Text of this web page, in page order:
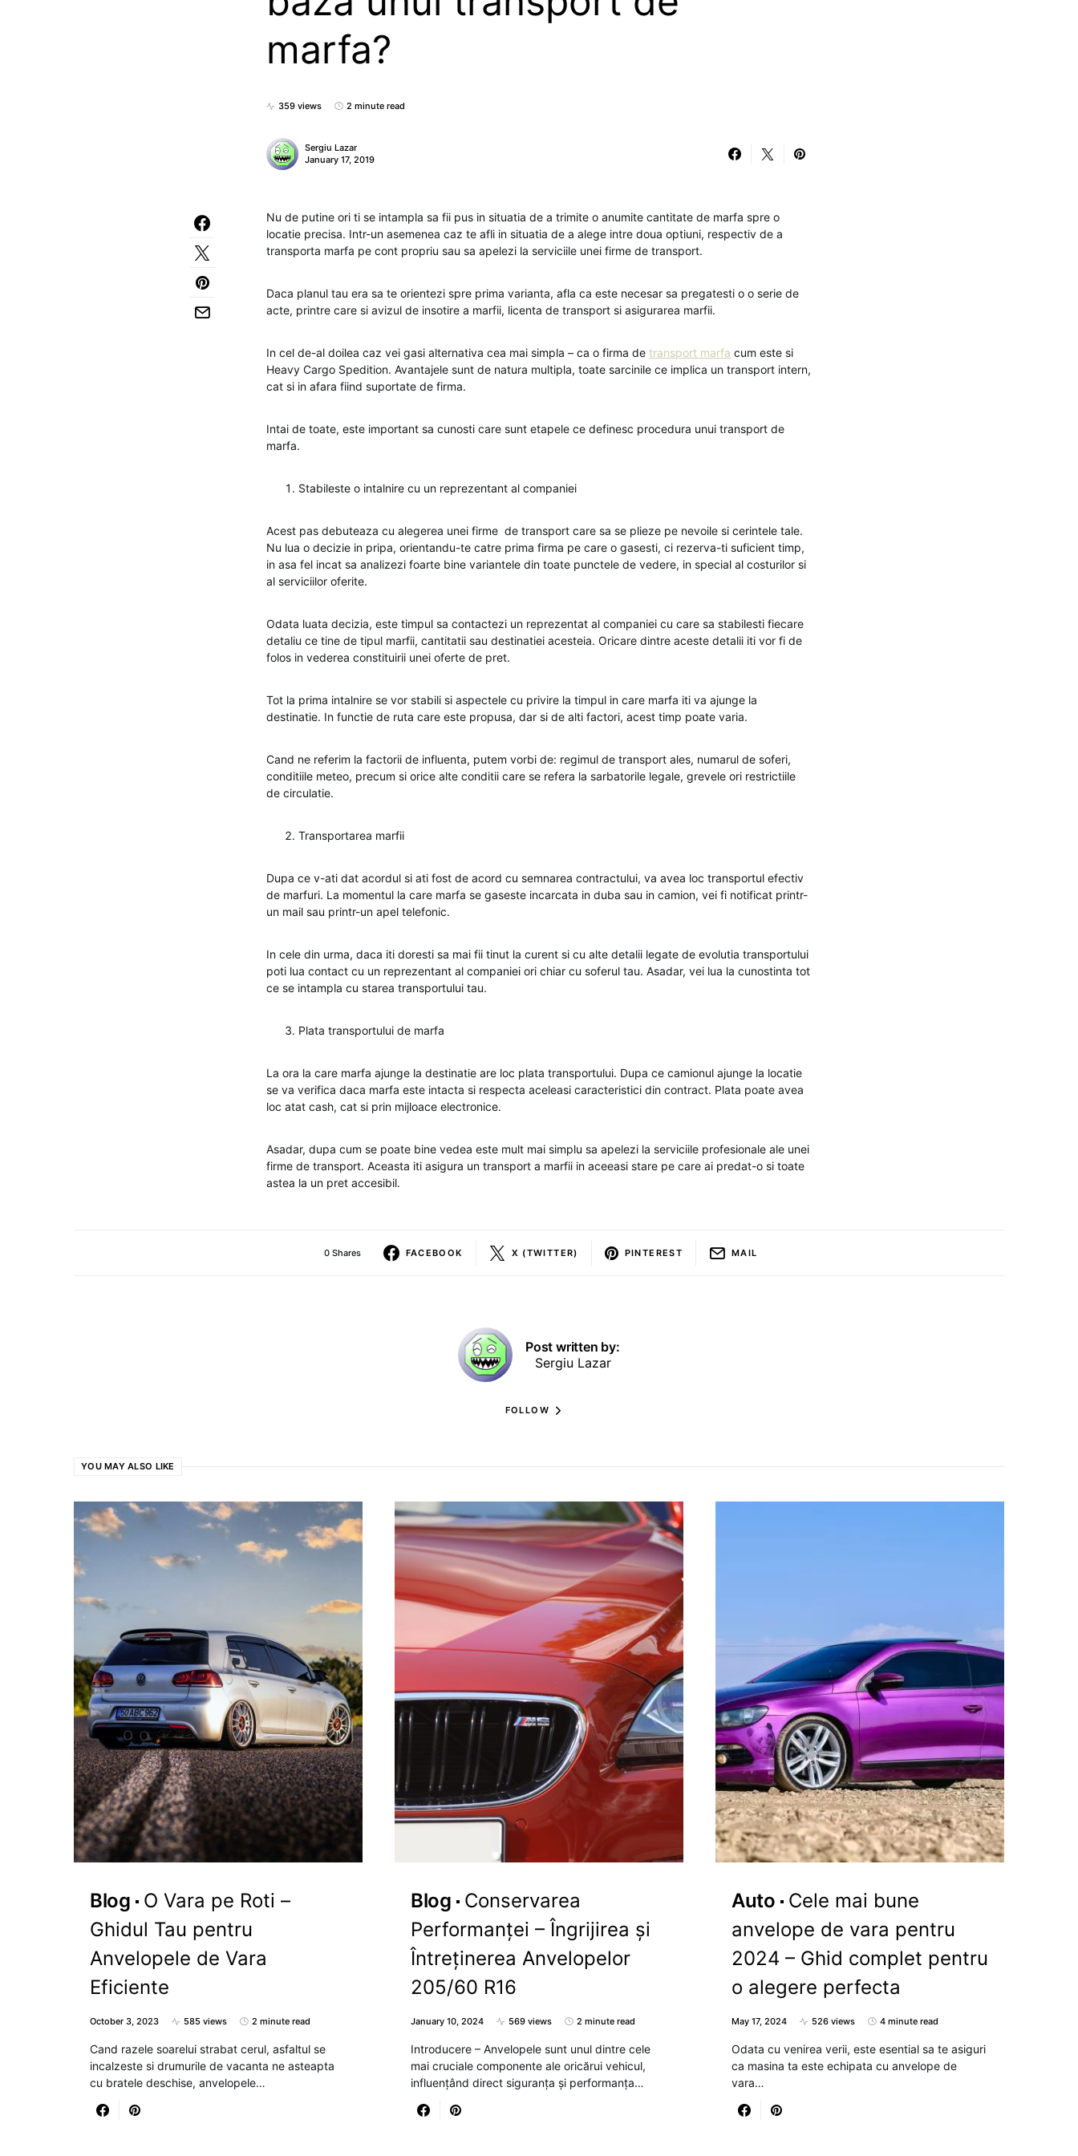
marfa?
359 views 2 minute read
Sergiu Lazar
January 17, 2019
Nu de putine ori ti se intampla sa fii pus in situatia de a trimite o anumite cantitate de marfa spre o
locatie precisa. Intr-un asemenea caz te afli in situatia de a alege intre doua optiuni, respectiv de a
transporta marfa pe cont propriu sau sa apelezi la serviciile unei firme de transport.
Daca planul tau era sa te orientezi spre prima varianta, afla ca este necesar sa pregatesti o o serie de
acte, printre care si avizul de insotire a marfii, licenta de transport si asigurarea marfii.
In cel de-al doilea caz vei gasi alternativa cea mai simpla – ca o firma de transport marfa cum este si
Heavy Cargo Spedition. Avantajele sunt de natura multipla, toate sarcinile ce implica un transport intern,
cat si in afara fiind suportate de firma.
Intai de toate, este important sa cunosti care sunt etapele ce definesc procedura unui transport de
marfa.
Stabileste o intalnire cu un reprezentant al companiei
Acest pas debuteaza cu alegerea unei firme de transport care sa se plieze pe nevoile si cerintele tale.
Nu lua o decizie in pripa, orientandu-te catre prima firma pe care o gasesti, ci rezerva-ti suficient timp,
in asa fel incat sa analizezi foarte bine variantele din toate punctele de vedere, in special al costurilor si
al serviciilor oferite.
Odata luata decizia, este timpul sa contactezi un reprezentat al companiei cu care sa stabilesti fiecare
detaliu ce tine de tipul marfii, cantitatii sau destinatiei acesteia. Oricare dintre aceste detalii iti vor fi de
folos in vederea constituirii unei oferte de pret.
Tot la prima intalnire se vor stabili si aspectele cu privire la timpul in care marfa iti va ajunge la
destinatie. In functie de ruta care este propusa, dar si de alti factori, acest timp poate varia.
Cand ne referim la factorii de influenta, putem vorbi de: regimul de transport ales, numarul de soferi,
conditiile meteo, precum si orice alte conditii care se refera la sarbatorile legale, grevele ori restrictiile
de circulatie.
Transportarea marfii
Dupa ce v-ati dat acordul si ati fost de acord cu semnarea contractului, va avea loc transportul efectiv
de marfuri. La momentul la care marfa se gaseste incarcata in duba sau in camion, vei fi notificat printr-
un mail sau printr-un apel telefonic.
In cele din urma, daca iti doresti sa mai fii tinut la curent si cu alte detalii legate de evolutia transportului
poti lua contact cu un reprezentant al companiei ori chiar cu soferul tau. Asadar, vei lua la cunostinta tot
ce se intampla cu starea transportului tau.
Plata transportului de marfa
La ora la care marfa ajunge la destinatie are loc plata transportului. Dupa ce camionul ajunge la locatie
se va verifica daca marfa este intacta si respecta aceleasi caracteristici din contract. Plata poate avea
loc atat cash, cat si prin mijloace electronice.
Asadar, dupa cum se poate bine vedea este mult mai simplu sa apelezi la serviciile profesionale ale unei
firme de transport. Aceasta iti asigura un transport a marfii in aceeasi stare pe care ai predat-o si toate
astea la un pret accesibil.
0 Shares FACEBOOK X (TWITTER) PINTEREST MAIL
Post written by:
Sergiu Lazar
FOLLOW
YOU MAY ALSO LIKE
Blog
O Vara pe Roti –
Ghidul Tau pentru
Anvelopele de Vara
Eficiente
October 3, 2023 585 views 2 minute read
Cand razele soarelui strabat cerul, asfaltul se
incalzeste si drumurile de vacanta ne asteapta
cu bratele deschise, anvelopele…
Blog
Conservarea
Performanței – Îngrijirea și
Întreținerea Anvelopelor
205/60 R16
January 10, 2024 569 views 2 minute read
Introducere – Anvelopele sunt unul dintre cele
mai cruciale componente ale oricărui vehicul,
influențând direct siguranța și performanța…
Auto
Cele mai bune
anvelope de vara pentru
2024 – Ghid complet pentru
o alegere perfecta
May 17, 2024 526 views 4 minute read
Odata cu venirea verii, este esential sa te asiguri
ca masina ta este echipata cu anvelope de
vara…